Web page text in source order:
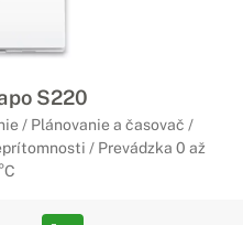
S220
/ Plánovanie a časovač /
/ Prevádzka 0 až